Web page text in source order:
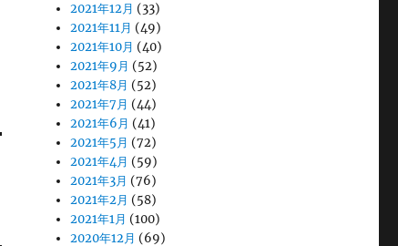
2021年12月 (33)
2021年11月 (49)
2021年10月 (40)
2021年9月 (52)
2021年8月 (52)
2021年7月 (44)
2021年6月 (41)
2021年5月 (72)
2021年4月 (59)
2021年3月 (76)
2021年2月 (58)
2021年1月 (100)
2020年12月 (69)